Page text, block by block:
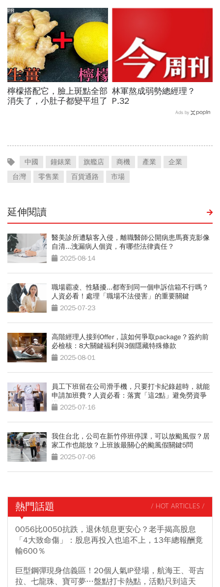
績
檸檬搭配它，臉上斑點全部
消失了，小肚子都變平坦了
PR
林軍熬成弱勢總經理？
P.32
Ads by
中國 鐘錶業 旗艦店 商機 產業
企業
台灣
零售業 百貨通路 市場
延伸閱讀
醫美診所遭駭客入侵，離職醫師公開病患馬賽克影像
自清...洩漏病人個資，有哪些法律責任？
2025-08-14
職場霸凌、性騷擾...都寄到同一個申訴信箱不行嗎？
人資必看！處理「職場不法侵害」的重要關鍵
2025-07-23
高階經理人接到Offer，該如何爭取package？簽約前
必檢核：8大關鍵福利與3個隱藏特殊條款
2025-08-01
員工下班留在公司滑手機，只要打卡紀錄超時，就能
申請加班費？人資必看：落實「這2點」避免勞資爭
議 2025-07-16
我住台北，公司在新竹停班停課，可以放颱風假？居
家工作也能放？上班族最關心的颱風假關鍵5問
2025-07-06
熱門話題 / HOT ARTICLES /
0056比0050抗跌，退休領息更安心？老手揭高股息
「4大致命傷」：股息再投入也追不上，13年總報酬竟
輸600％
巨型鋼彈現身信義區！20個人氣IP登場，航海王、哥吉
拉、七龍珠、寶可夢…盤點打卡熱點，活動只到這天